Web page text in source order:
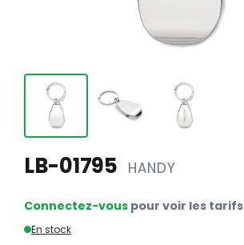
Calendriers bancaires
Tête de lettre
Enveloppes
Sous-mains
Chemises
LB-01795 HANDY
Connectez-vous pour voir les tarifs
En stock